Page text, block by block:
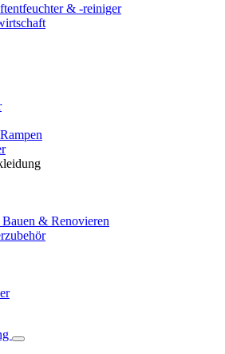
& -reiniger
& Renovieren